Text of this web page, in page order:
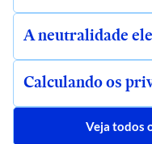
A neutralidade
Calculando os
Veja todos